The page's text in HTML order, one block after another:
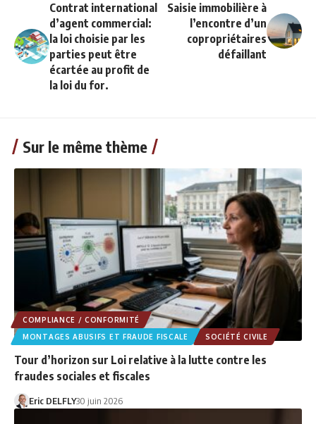
Contrat international
d’agent commercial:
la loi choisie par les
parties peut être
écartée au profit de
la loi du for.
Saisie immobilière à
l’encontre d’un
copropriétaires
défaillant
Sur le même thème
COMPLIANCE / CONFORMITÉ
MONTAGES ABUSIFS ET FRAUDE FISCALE
SOCIÉTÉ CIVILE
Tour d’horizon sur Loi relative à la lutte contre les
fraudes sociales et fiscales
Eric DELFLY30 juin 2026